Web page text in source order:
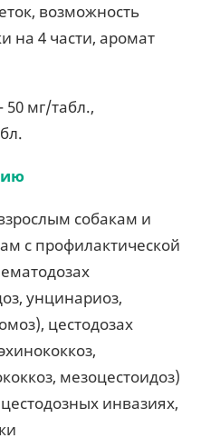
возможность
на 4 части, аромат
мг/табл.,
собакам и
с профилактической
унцинариоз,
цестодозах
мезоцестоидоз)
инвазиях,